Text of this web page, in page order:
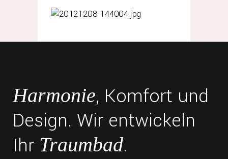
Harmonie, Komfort und
Design. Wir entwickeln
Ihr Traumbad.